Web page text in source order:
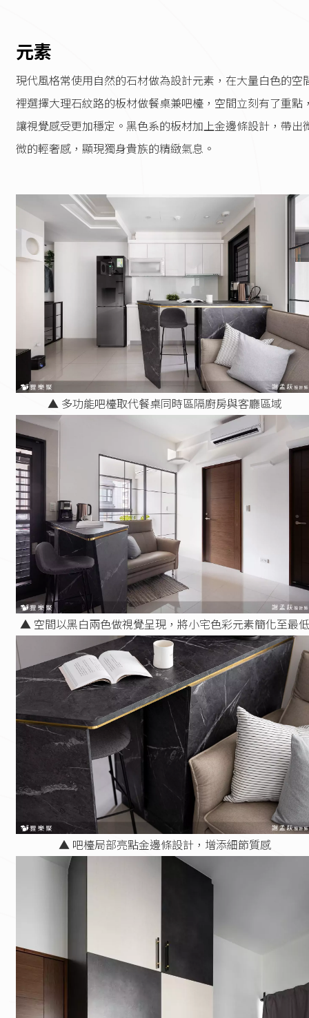
元素
現代風格常使用自然的石材做為設計元素，在大量白色的空
裡選擇大理石紋路的板材做餐桌兼吧檯，空間立刻有了重點
讓視覺感受更加穩定。黑色系的板材加上金邊條設計，帶出
微的輕奢感，顯現獨身貴族的精緻氣息。
▲ 多功能吧檯取代餐桌同時區隔廚房與客廳區域
▲ 空間以黑白兩色做視覺呈現，將小宅色彩元素簡化至最低
▲ 吧檯局部亮點金邊條設計，增添細節質感